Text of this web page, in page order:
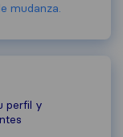
mudanza.
perfil y